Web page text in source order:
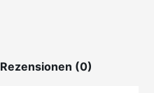
Rezensionen (0)